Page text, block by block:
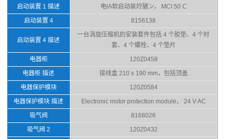
启动装置 1 描述
电lΑ软启动装竚甅ン， MCI 50 C
启动装置 4
8156138
启动装置 4 描述
一台涡旋压缩机的安装套件包括 4 个胶垫、4 个衬
套、4 个螺栓、4 个垫片
电器柜
120Z0458
电器柜 描述
接线盒 210 x 190 mm，包括顶盖
电器保护模块
120Z0584
电器保护模块 描述
Electronic motor protection module， 24 V AC
吸气阀
8168026
吸气阀 2
120Z0432